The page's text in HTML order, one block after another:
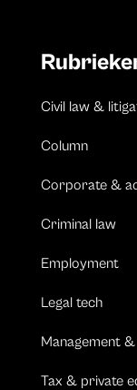
Civil law &
Column
Corporate &
Criminal law
Employment
Legal tech
Management
Tax & private